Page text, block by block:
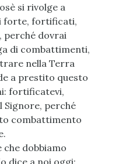
si rivolge a
forte, fortificati,
perché dovrai
di combattimenti,
nella Terra
a prestito questo
fortificatevi,
Signore, perché
combattimento
che dobbiamo